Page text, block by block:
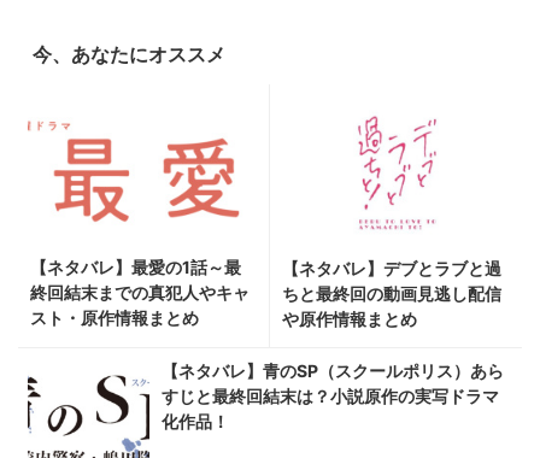
今、あなたにオススメ
【ネタバレ】最愛の1話～最
終回結末までの真犯人やキャ
スト・原作情報まとめ
【ネタバレ】デブとラブと過
ちと最終回の動画見逃し配信
や原作情報まとめ
【ネタバレ】青のSP（スクールポリス）あら
すじと最終回結末は？小説原作の実写ドラマ
化作品！